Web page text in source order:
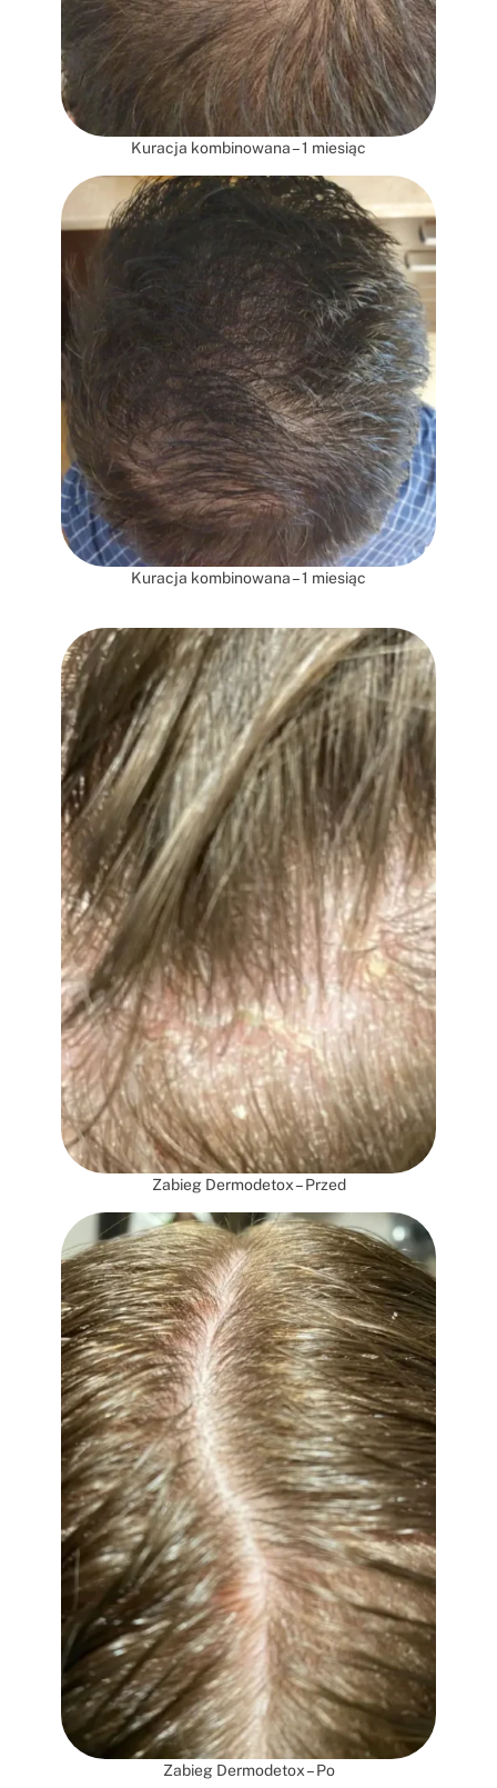
Kuracja kombinowana – 1 miesiąc
Kuracja kombinowana – 1 miesiąc
Zabieg Dermodetox – Przed
Zabieg Dermodetox – Po